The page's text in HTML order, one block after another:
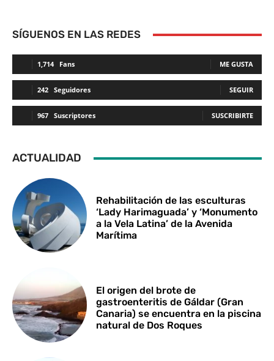
SÍGUENOS EN LAS REDES
1,714 Fans ME GUSTA
242 Seguidores SEGUIR
967 Suscriptores SUSCRIBIRTE
ACTUALIDAD
Rehabilitación de las esculturas
‘Lady Harimaguada’ y ‘Monumento
a la Vela Latina’ de la Avenida
Marítima
El origen del brote de
gastroenteritis de Gáldar (Gran
Canaria) se encuentra en la piscina
natural de Dos Roques